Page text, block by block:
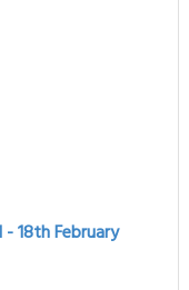
- 18thFebruary